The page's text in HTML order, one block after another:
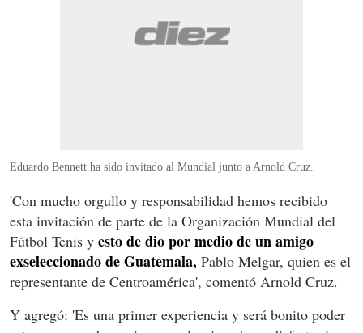
Eduardo Bennett ha sido invitado al Mundial junto a Arnold Cruz.
'Con mucho orgullo y responsabilidad hemos recibido
esta invitación de parte de la Organización Mundial del
Fútbol Tenis y esto de dio por medio de un amigo
exseleccionado de Guatemala, Pablo Melgar, quien es el
representante de Centroamérica', comentó Arnold Cruz.
Y agregó: 'Es una primer experiencia y será bonito poder